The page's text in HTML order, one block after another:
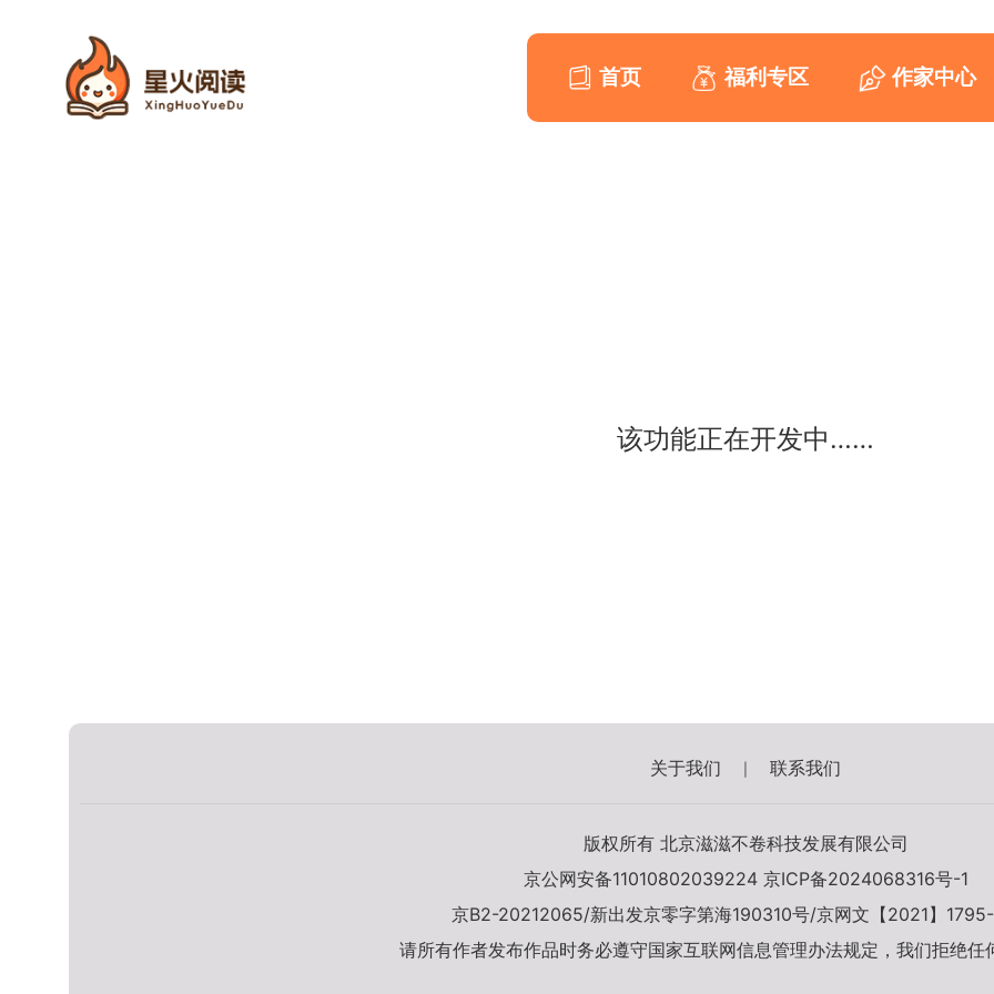
首页 福利专区 作家中心
该功能正在开发中……
关于我们 联系我们
版权所有 北京滋滋不卷科技发展有限公司
京公网安备11010802039224 京ICP备2024068316号-1
京B2-20212065/新出发京零字第海190310号/京网文【2021】
请所有作者发布作品时务必遵守国家互联网信息管理办法规定，我们拒绝任